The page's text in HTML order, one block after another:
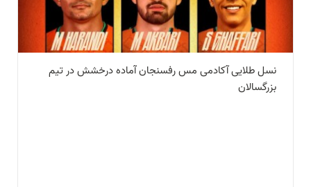
نسل طلایی آکادمی مس رفسنجان آماده درخشش در تیم
بزرگسالان